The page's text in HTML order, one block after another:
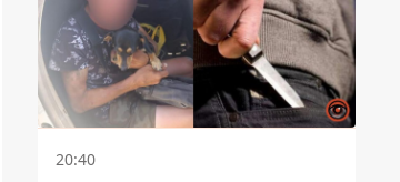
20:40